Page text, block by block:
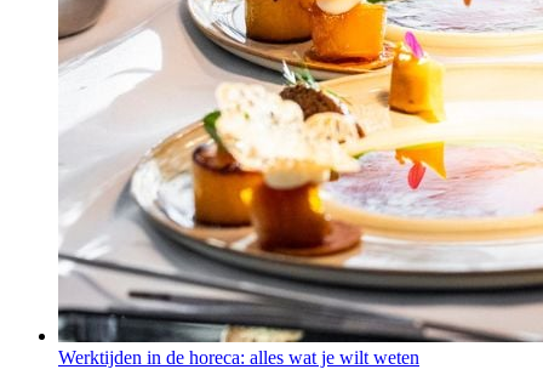
Werktijden in de horeca: alles wat je wilt weten